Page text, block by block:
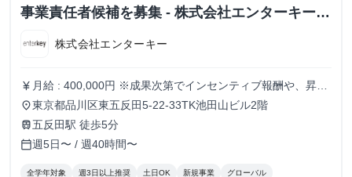
事業責任者候補を募集 - 株式会社エンターキーの
株式会社エンターキー
currency_yen 月給 : 400,000円 ※成果次第でインセンティブ報酬や、昇給
も積極的に行います。
place東京都品川区東五反田5-22-33TK池田山ビル2階
train 五反田駅 徒歩5分
calendar_today週5日〜 / 週40時間〜
全学年対象 週3日以上推奨 土日OK 新規事業 グローバル